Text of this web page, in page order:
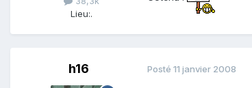
Lieu:.
h16 Posté 11 janvier 2008